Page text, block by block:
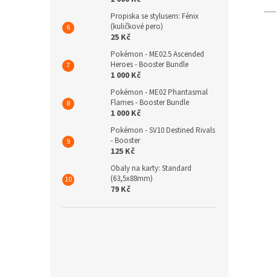
Propiska se stylusem: Fénix
(kuličkové pero)
25 Kč
Pokémon - ME02.5 Ascended
Heroes - Booster Bundle
1 000 Kč
Pokémon - ME02 Phantasmal
Flames - Booster Bundle
1 000 Kč
Pokémon - SV10 Destined Rivals
- Booster
125 Kč
Obaly na karty: Standard
(63,5x88mm)
79 Kč